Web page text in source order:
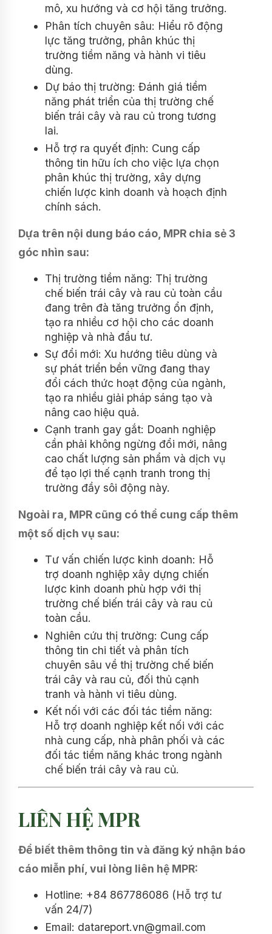
mô, xu hướng và cơ hội tăng trưởng.
Phân tích chuyên sâu: Hiểu rõ động
lực tăng trưởng, phân khúc thị
trường tiềm năng và hành vi tiêu
dùng.
Dự báo thị trường: Đánh giá tiềm
năng phát triển của thị trường chế
biến trái cây và rau củ trong tương
lai.
Hỗ trợ ra quyết định: Cung cấp
thông tin hữu ích cho việc lựa chọn
phân khúc thị trường, xây dựng
chiến lược kinh doanh và hoạch định
chính sách.
Dựa trên nội dung báo cáo, MPR chia sẻ 3
góc nhìn sau:
Thị trường tiềm năng: Thị trường
chế biến trái cây và rau củ toàn cầu
đang trên đà tăng trưởng ổn định,
tạo ra nhiều cơ hội cho các doanh
nghiệp và nhà đầu tư.
Sự đổi mới: Xu hướng tiêu dùng và
sự phát triển bền vững đang thay
đổi cách thức hoạt động của ngành,
tạo ra nhiều giải pháp sáng tạo và
nâng cao hiệu quả.
Cạnh tranh gay gắt: Doanh nghiệp
cần phải không ngừng đổi mới, nâng
cao chất lượng sản phẩm và dịch vụ
để tạo lợi thế cạnh tranh trong thị
trường đầy sôi động này.
Ngoài ra, MPR cũng có thể cung cấp thêm
một số dịch vụ sau:
Tư vấn chiến lược kinh doanh: Hỗ
trợ doanh nghiệp xây dựng chiến
lược kinh doanh phù hợp với thị
trường chế biến trái cây và rau củ
toàn cầu.
Nghiên cứu thị trường: Cung cấp
thông tin chi tiết và phân tích
chuyên sâu về thị trường chế biến
trái cây và rau củ, đối thủ cạnh
tranh và hành vi tiêu dùng.
Kết nối với các đối tác tiềm năng:
Hỗ trợ doanh nghiệp kết nối với các
nhà cung cấp, nhà phân phối và các
đối tác tiềm năng khác trong ngành
chế biến trái cây và rau củ.
LIÊN HỆ MPR
Để biết thêm thông tin và đăng ký nhận báo
cáo miễn phí, vui lòng liên hệ MPR:
Hotline: +84 867786086 (Hỗ trợ tư
vấn 24/7)
Email: datareport.vn@gmail.com